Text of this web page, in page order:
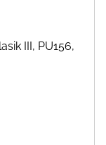
III, PU156,